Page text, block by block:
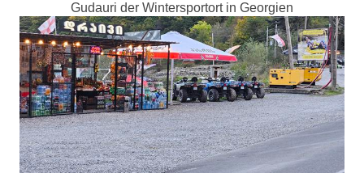
Gudauri der Wintersportort in Georgien